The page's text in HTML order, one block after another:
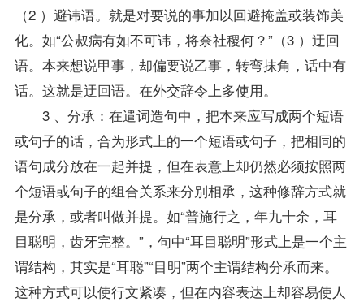
（2 ）避讳语。就是对要说的事加以回避掩盖或装饰美
化。如“公叔病有如不可讳，将奈社稷何？”（3 ）迂回
语。本来想说甲事，却偏要说乙事，转弯抹角，话中有
话。这就是迂回语。在外交辞令上多使用。
3 、分承：在遣词造句中，把本来应写成两个短语
或句子的话，合为形式上的一个短语或句子，把相同的
语句成分放在一起并提，但在表意上却仍然必须按照两
个短语或句子的组合关系来分别相承，这种修辞方式就
是分承，或者叫做并提。如“普施行之，年九十余，耳
目聪明，齿牙完整。”，句中“耳目聪明”形式上是一个主
谓结构，其实是“耳聪”“目明”两个主谓结构分承而来。
这种方式可以使行文紧凑，但在内容表达上却容易使人